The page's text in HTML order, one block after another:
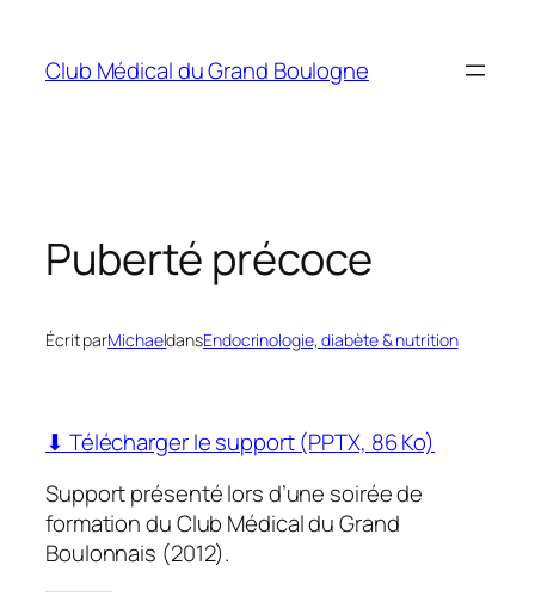
contenu
Club Médical du Grand Boulogne
Puberté précoce
Écrit parMichaeldansEndocrinologie, diabète & nutrition
⬇ Télécharger le support (PPTX, 86 Ko)
Support présenté lors d’une soirée de
formation du Club Médical du Grand
Boulonnais (2012).